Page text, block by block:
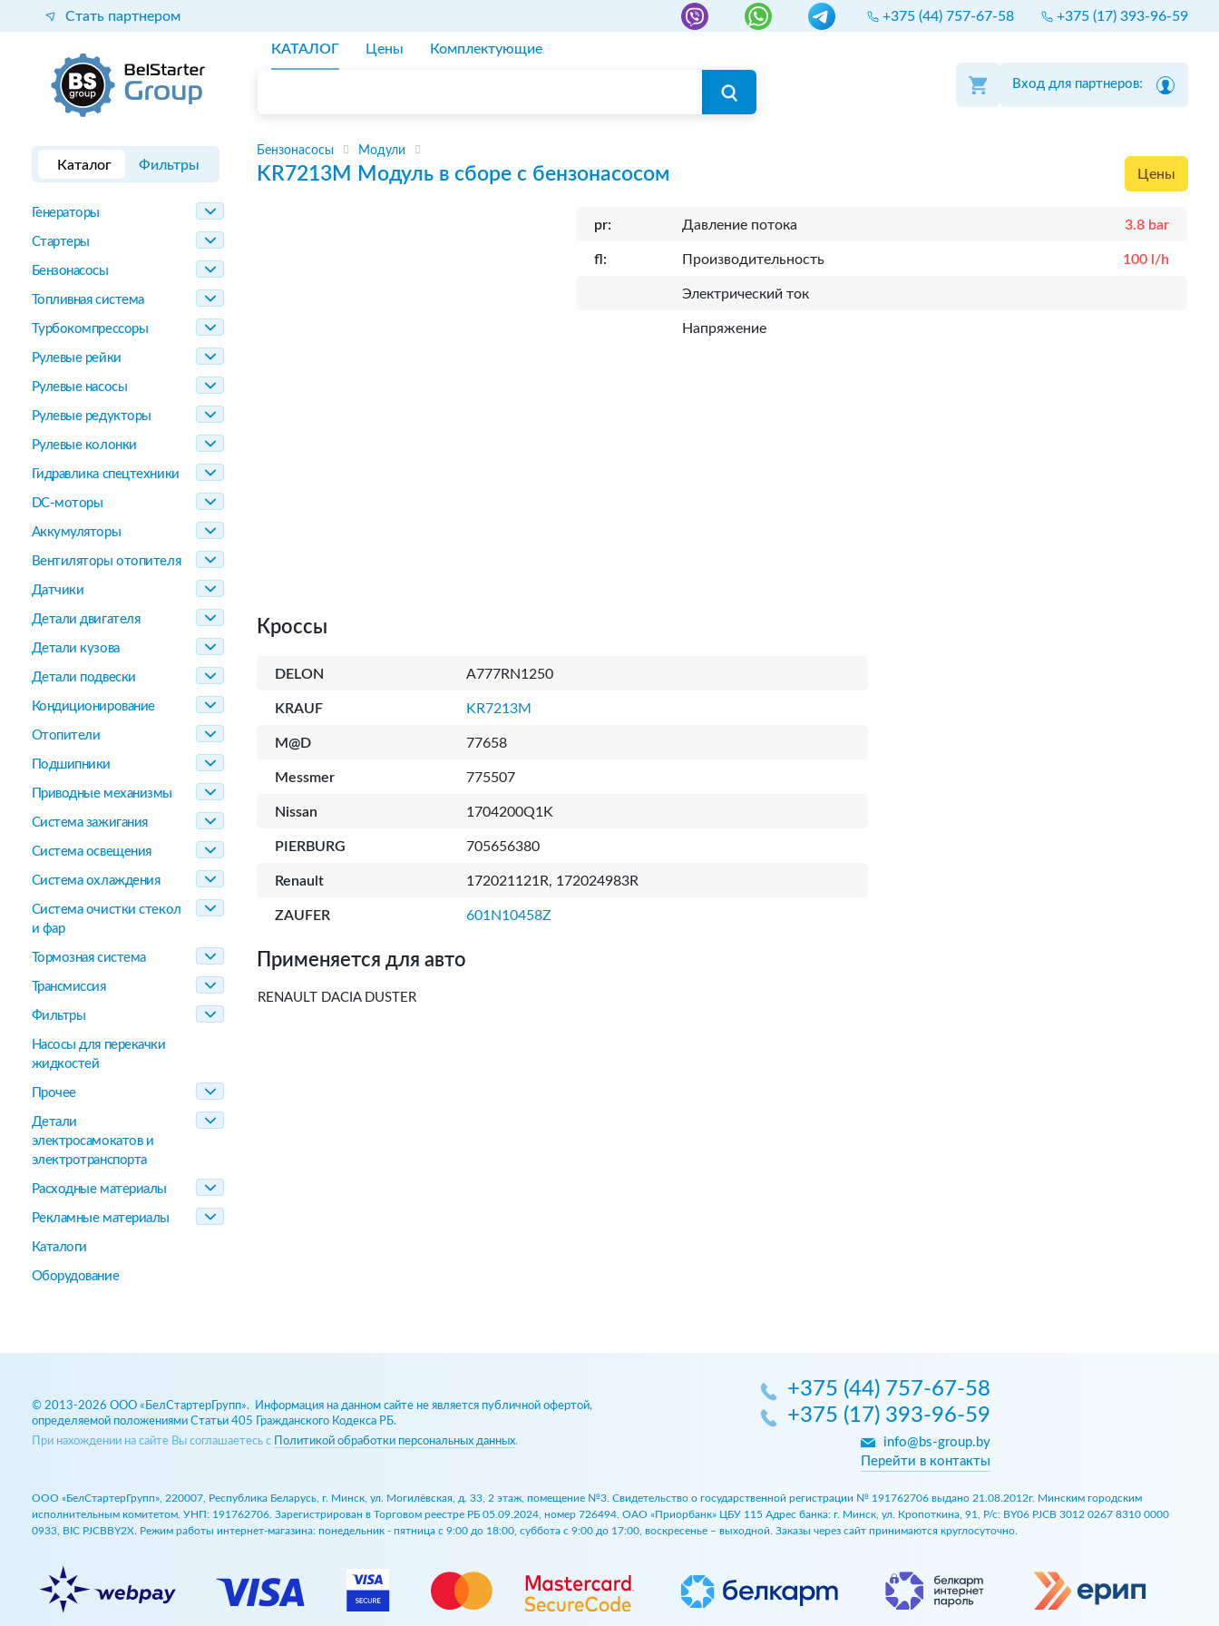
Стать партнером +375 (44) 757-67-58 +375 (17) 393-96-59
КАТАЛОГ Цены Комплектующие
Вход для партнеров:
Каталог Фильтры
Генераторы
Стартеры
Бензонасосы
Топливная система
Турбокомпрессоры
Рулевые рейки
Рулевые насосы
Рулевые редукторы
Рулевые колонки
Гидравлика спецтехники
DC-моторы
Аккумуляторы
Вентиляторы отопителя
Датчики
Детали двигателя
Детали кузова
Детали подвески
Кондиционирование
Отопители
Подшипники
Приводные механизмы
Система зажигания
Система освещения
Система охлаждения
Система очистки стекол
и фар
Тормозная система
Трансмиссия
Фильтры
Насосы для перекачки
жидкостей
Прочее
Детали
электросамокатов и
электротранспорта
Расходные материалы
Рекламные материалы
Каталоги
Оборудование
Бензонасосы Модули
KR7213M Модуль в сборе с бензонасосом Цены
pr: Давление потока 3.8 bar
fl: Производительность 100 l/h
Электрический ток
Напряжение
Кроссы
DELON A777RN1250
KRAUF KR7213M
M@D 77658
Messmer 775507
Nissan 1704200Q1K
PIERBURG 705656380
Renault 172021121R, 172024983R
ZAUFER 601N10458Z
Применяется для авто
RENAULT DACIA DUSTER
© 2013-2026 ООО «БелСтартерГрупп». Информация на данном сайте не является публичной офертой,
определяемой положениями Статьи 405 Гражданского Кодекса РБ.
При нахождении на сайте Вы соглашаетесь с
Политикой обработки персональных данных.
+375 (44) 757-67-58
+375 (17) 393-96-59
info@bs-group.by
Перейти в контакты
ООО «БелСтартерГрупп», 220007, Республика Беларусь, г. Минск, ул. Могилёвская, д. 33, 2 этаж, помещение №3. Свидетельство о государственной регистрации № 191762706 выдано 21.08.2012г. Минским городским
исполнительным комитетом. УНП: 191762706. Зарегистрирован в Торговом реестре РБ 05.09.2024, номер 726494. ОАО «Приорбанк» ЦБУ 115 Адрес банка: г. Минск, ул. Кропоткина, 91, Р/с: BY06 PJCB 3012 0267 8310 0000
0933, BIC PJCBBY2X. Режим работы интернет-магазина: понедельник - пятница с 9:00 до 18:00, суббота с 9:00 до 17:00, воскресенье – выходной. Заказы через сайт принимаются круглосуточно.